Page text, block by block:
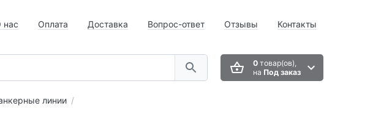
нас Оплата Доставка Вопрос-ответ Отзывы Контакты
0товар(ов),
на Под заказ
линии